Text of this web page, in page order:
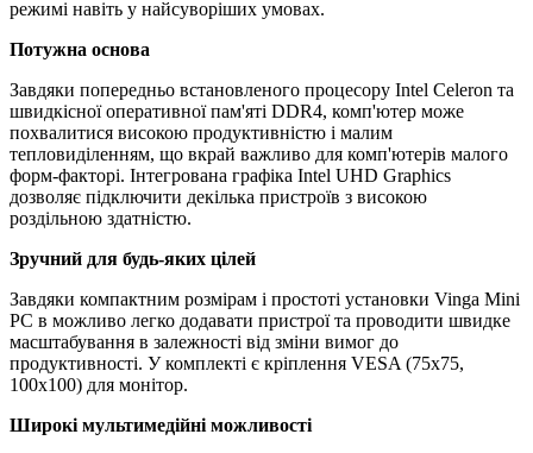
режимі навіть у найсуворіших умовах.
Потужна основа
Завдяки попередньо встановленого процесору Intel Celeron та
швидкісної оперативної пам'яті DDR4, комп'ютер може
похвалитися високою продуктивністю і малим
тепловиділенням, що вкрай важливо для комп'ютерів малого
форм-факторі. Інтегрована графіка Intel UHD Graphics
дозволяє підключити декілька пристроїв з високою
роздільною здатністю.
Зручний для будь-яких цілей
Завдяки компактним розмірам і простоті установки Vinga Mini
PC в можливо легко додавати пристрої та проводити швидке
масштабування в залежності від зміни вимог до
продуктивності. У комплекті є кріплення VESA (75х75,
100х100) для монітор.
Широкі мультимедійні можливості